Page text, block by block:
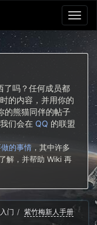
了吗？任何成员都
的内容，并用你的
的熊猫同伴的帖子
们会在 QQ 的联盟
的事情 ，其中许多
解，并帮助 Wiki 再
门
紫竹梅新人手册